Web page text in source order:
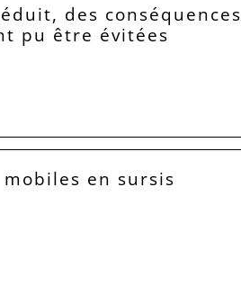
des conséquences
pu être évitées
en sursis